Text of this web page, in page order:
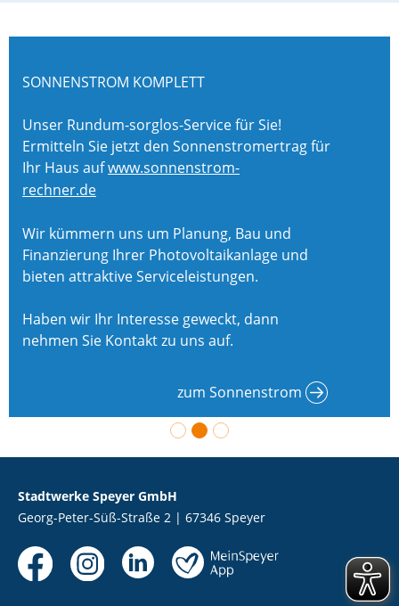
SONNENSTROM KOMPLETT
Unser Rundum-sorglos-Service für Sie!
Ermitteln Sie jetzt den Sonnenstromertrag für
Ihr Haus aufwww.sonnenstrom-
rechner.de
Wir kümmern uns um Planung, Bau und
Finanzierung Ihrer Photovoltaikanlage und
bieten attraktive Serviceleistungen.
Haben wir Ihr Interesse geweckt, dann
nehmen Sie Kontakt zu uns auf.
zum Sonnenstrom
Stadtwerke Speyer GmbH
Georg-Peter-Süß-Straße 2 | 67346 Speyer